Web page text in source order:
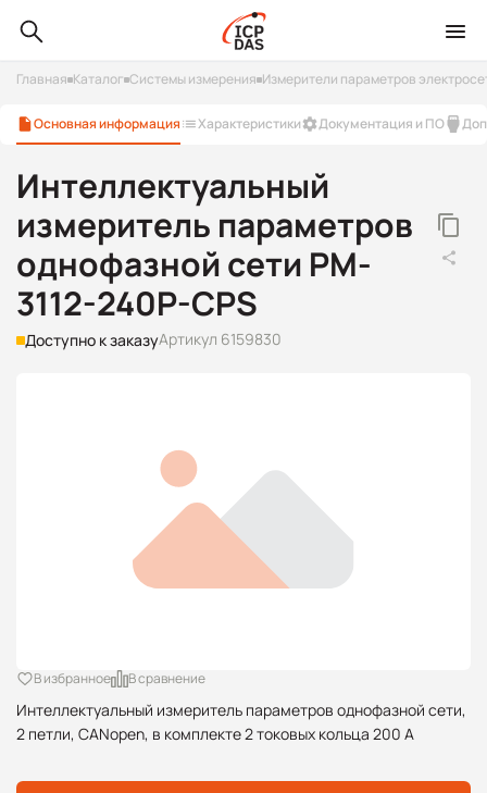
Главная Каталог Системы измерения Измерители параметров
Основная информация Характеристики Документация и ПО
Интеллектуальный
измеритель параметров
однофазной сети PM-
3112-240P-CPS
Доступно к заказуАртикул 6159830
Интеллектуальный измеритель параметров однофазной сети,
2 петли, CANopen, в комплекте 2 токовых кольца 200 А
В избранное В сравнение